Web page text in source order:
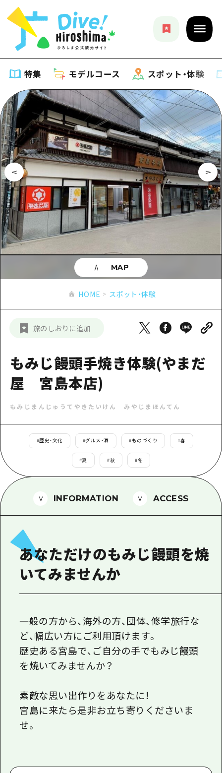
特集 モデルコース スポット・体験
特集
特集一覧
おすすめ
アート
イベント・祭り
グルメ・酒
サイクリング
ショッピング
スポーツ
ナイトライフ
定番
歴史・文化
モデルコース
モデルコース一覧
Dive! Hiroshima 公式ガイド
広島もしもトラベル
あたらしい非日常
安芸
備北
芸北
山口県東部
弾丸
日帰り
半日
1泊2日
2泊3日
スポット・体験
スポット・体験一覧
広島市周辺
安芸
備後
備北
芸北
山口県東部
愛媛県
島根県
イベント
旬情報
お役立ち情報
お役立ち情報一覧
アクセス
お得な周遊チケット
手荷物預かり・配送サービス
観光案内所
広島県を訪れる外国人旅行者向け情報一
ボランティアガイド
ユニバーサルツーリズム
よくあるご質問
メディア掲載情報
関連リンク
新着情報
事業者・学校関係者の皆さま
HOME スポット・体験
旅のしおりに追加
もみじ饅頭手焼き体験(やまだ
屋 宮島本店)
もみじまんじゅうてやきたいけん みやじまほんてん
#歴史・文化 #グルメ・酒 #ものづくり #春
#夏 #秋 #冬
MAP
INFORMATION ACCESS
あなただけのもみじ饅頭を焼
いてみませんか
一般の方から、海外の方、団体、修学旅行な
ど、幅広い方にご利用頂けます。
歴史ある宮島で、ご自分の手でもみじ饅頭
を焼いてみませんか？
素敵な思い出作りをあなたに！
宮島に来たら是非お立ち寄りくださいま
せ。